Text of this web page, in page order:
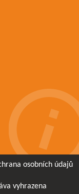
osobních údajů
vyhrazena